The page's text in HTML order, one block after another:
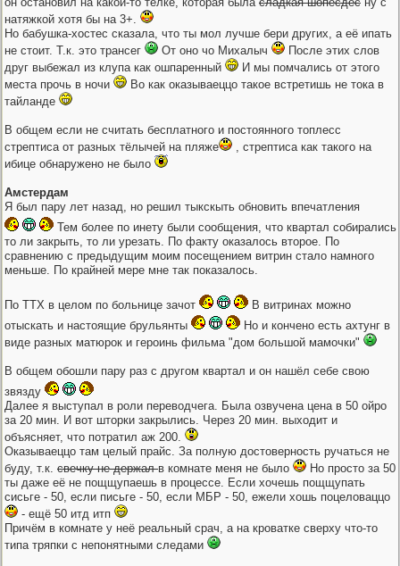
натяжкой хотя бы на 3+.
Но бабушка-хостес сказала, что ты мол лучше бери других, а её ипать
не стоит. Т.к. это трансег
От оно чо Михалыч
После этих слов
друг выбежал из клупа как ошпаренный
И мы помчались от этого
места прочь в ночи
Во как оказываеццо такое встретишь не тока в
тайланде
В общем если не считать бесплатного и постоянного топлесс
стрептиса от разных тёлычей на пляже
, стрептиса как такого на
ибице обнаружено не было
Амстердам
Я был пару лет назад, но решил тыкскыть обновить впечатления
Тем более по инету были сообщения, что квартал собирались
то ли закрыть, то ли урезать. По факту оказалось второе. По
сравнению с предыдущим моим посещением витрин стало намного
меньше. По крайней мере мне так показалось.
По ТТХ в целом по больнице зачот
В витринах можно
отыскать и настоящие брульянты
Но и кончено есть ахтунг в
виде разных матюрок и героинь фильма "дом большой мамочки"
В общем обошли пару раз с другом квартал и он нашёл себе свою
звязду
Далее я выступал в роли переводчега. Была озвучена цена в 50 ойро
за 20 мин. И вот шторки закрылись. Через 20 мин. выходит и
объясняет, что потратил аж 200.
Оказываеццо там целый прайс. За полную достоверность ручаться не
буду, т.к. свечку не держалв комнате меня не было
Но просто за 50
ты даже её не пощщупаешь в процессе. Если хочешь пощщупать
сисьге - 50, если письге - 50, если МБР - 50, ежели хошь поцеловаццо
- ещё 50 итд итп
Причём в комнате у неё реальный срач, а на кроватке сверху что-то
типа тряпки с непонятными следами